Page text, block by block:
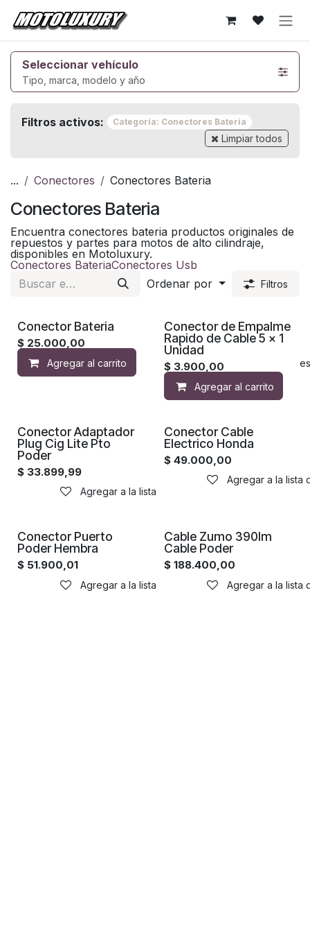
Ir al contenido
Seleccionar vehículo
Tipo, marca, modelo y año
Filtros activos: Categoría: Conectores Bateria
Limpiar todos
... Conectores Conectores Bateria
Conectores Bateria
Encuentra conectores bateria productos originales de
repuestos y partes para motos de alto cilindraje,
disponibles en Motoluxury.
Conectores BateriaConectores Usb
Ordenar por
Filtros
Conector Bateria
$ 25.000,00
Agregar al carrito Agregar a la lista de
Conector de Empalme
Rapido de Cable 5 x 1
Unidad
$ 3.900,00
Agregar al carrito
Conector Adaptador
Plug Cig Lite Pto
Poder
$ 33.899,99
Agregar a la lista de deseos
Conector Cable
Electrico Honda
$49.000,00
Agregar a la lista
Conector Puerto
Poder Hembra
$ 51.900,01
Agregar a la lista de deseos
Cable Zumo 390lm
Cable Poder
$188.400,00
Agregar a la lista